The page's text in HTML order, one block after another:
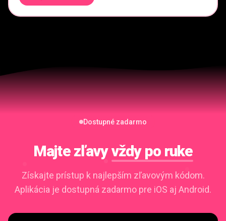
Dostupné zadarmo
Majte zľavyvždy po ruke
Získajte prístup k najlepším zľavovým kódom.
Aplikácia je dostupná zadarmo pre iOS aj Android.